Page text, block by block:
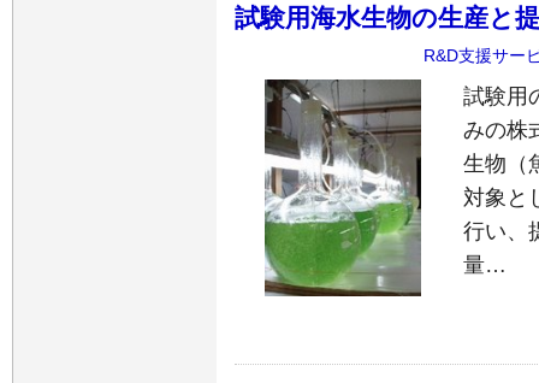
試験用海水生物の生産と
R&D支援サー
試験用
みの株
生物（
対象と
行い、
量…